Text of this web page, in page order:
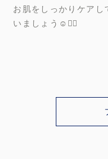
お肌をしっかりケアし
いましょう☺️✊🏻